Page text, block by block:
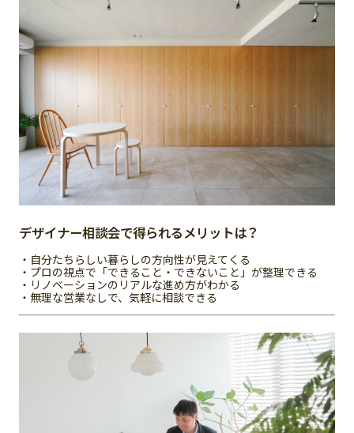
デザイナー相談会で得られるメリットは？
・自分たちらしい暮らしの方向性が見えてくる
・プロの視点で「できること・できないこと」が整理できる
・リノベーションのリアルな進め方がわかる
・無理な営業なしで、気軽に相談できる